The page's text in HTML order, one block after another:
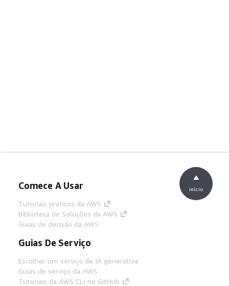
Comece A Usar
Tutoriais práticos da AWS
Biblioteca de Soluções da AWS
Guias de decisão da AWS
Guias De Serviço
Escolher um serviço de IA generativa
Guias de serviço da AWS
Tutoriais da AWS CLI no GitHub
início